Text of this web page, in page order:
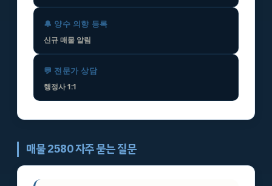
🔔 양수 의향 등록
신규 매물 알림
💬 전문가 상담
행정사 1:1
매물 2580 자주 묻는 질문